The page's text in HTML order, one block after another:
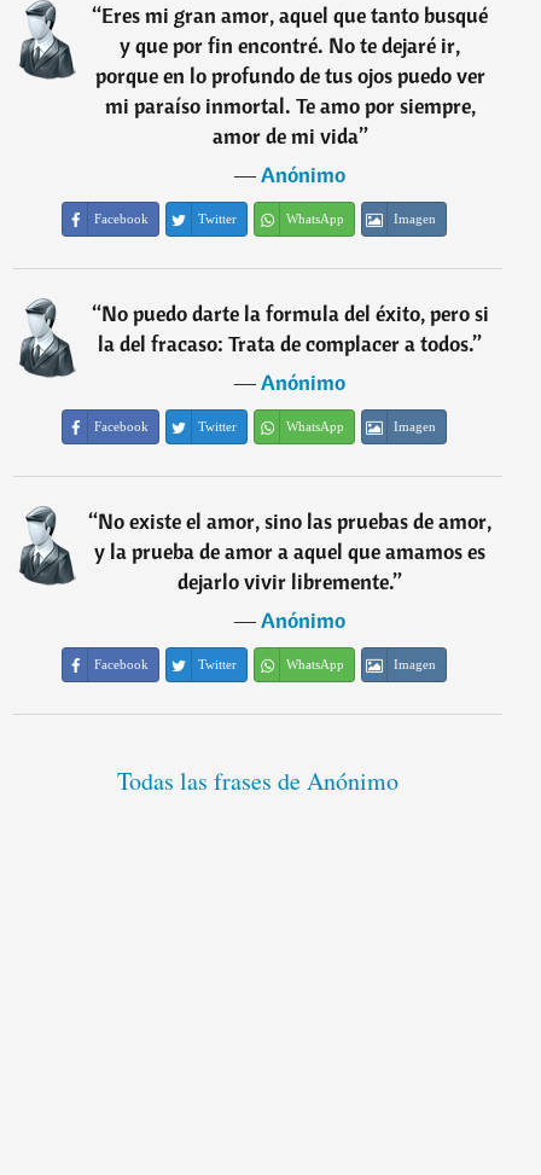
“Eres mi gran amor, aquel que tanto busqué
y que por fin encontré. No te dejaré ir,
porque en lo profundo de tus ojos puedo ver
mi paraíso inmortal. Te amo por siempre,
amor de mi vida”
―Anónimo
Facebook Twitter WhatsApp Imagen
“No puedo darte la formula del éxito, pero si
la del fracaso: Trata de complacer a todos.”
―Anónimo
Facebook Twitter WhatsApp Imagen
“No existe el amor, sino las pruebas de amor,
y la prueba de amor a aquel que amamos es
dejarlo vivir libremente.”
―Anónimo
Facebook Twitter WhatsApp Imagen
Todas las frases de Anónimo